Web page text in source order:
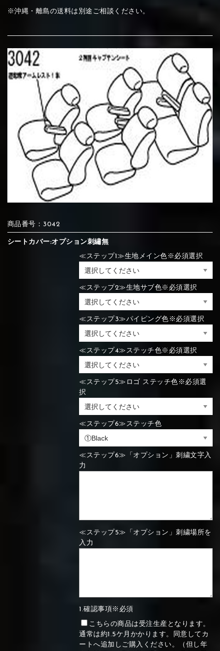
①Beige ②Gray ③Red
④Brown ⑤Dark Brown ⑥Yellow
⑪Black ⑫Ivory
⑭Caramel ⑮Wine red
ー選択ください
サブ生地は下記16種類からご選択ください。
①Beige ②Gray ③Red
④Brown ⑤Dark Brown
⑪Black ⑫Ivory
赤く塗られている場所を選択
ください
刺繍は下記21種類からご選択ください。
①Beige ②Gray ③Red
④Brown
⑧Orange
⑪Black
⑭Caramel ⑮Wine red
赤く塗られている場所を選択
ください
刺繍は下記21種類からご選択ください。
①Black ②Gray
④Beige ⑤Ivory
⑧Yellow ⑨Orange
⑪Blue ⑫Aqua blue
⑭Pink
赤く塗られている場所を選択
ください
刺繍は下記21種類からご選択ください。
①Black ②Gray
⑧Yellow ⑨Orange
⑪Blue ⑫Aqua blue
⑭Pink ⑮Rose pink
※沖縄・離島の送料は別途ご相談ください。
商品番号：3042
シートカバー:オプション刺繡無
≪ステップ1≫生地メイン色※必須選択
≪ステップ2≫生地サブ色※必須選択
≪ステップ3≫パイピング色※必須選択
≪ステップ4≫ステッチ色※必須選択
≪ステップ5≫ロゴ ステッチ色※必須選
択
≪ステップ6≫ステッチ色
≪ステップ6≫「オプション」刺繍文字入
力
≪ステップ5≫「オプション」刺繍場所を
入力
1.確認事項※必須
こちらの商品は受注生産となります。
通常は約1.5ケ月かかります。同意してカ
ートへ追加しご購入ください。（但し年